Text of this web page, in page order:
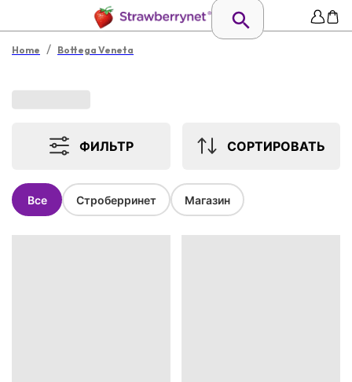
Home / Bottega Veneta
ФИЛЬТР СОРТИРОВАТЬ
Все Строберринет Магазин